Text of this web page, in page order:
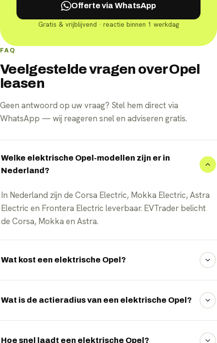
Offerte via WhatsApp
Gratis & vrijblijvend · reactie binnen 1 werkdag
FAQ
Veelgestelde vragen over Opel
leasen
Geen antwoord op uw vraag? Stel hem direct via
WhatsApp — wij reageren snel en adviseren gratis.
Welke elektrische Opel-modellen zijn er in
Nederland?
In Nederland zijn de Corsa Electric, Mokka Electric, Astra
Electric en Frontera Electric leverbaar. EVTrader belicht
de Corsa, Mokka en Astra.
Wat kost een elektrische Opel?
Wat is de actieradius van een elektrische Opel?
ruim 400 km, afhankelijk van het model en de
Hoe snel laadt een elektrische Opel?